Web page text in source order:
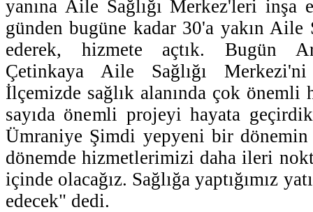
yanına Aile Sağlığı Merkez'leri inşa
günden bugüne kadar 30'a yakın Aile
ederek, hizmete açtık. Bugün
Çetinkaya Aile Sağlığı
İlçemizde sağlık alanında çok önemli
sayıda önemli projeyi hayata
Ümraniye Şimdi yepyeni bir dönemin
dönemde hizmetlerimizi daha ileri
içinde olacağız. Sağlığa yaptığımız
edecek" dedi.